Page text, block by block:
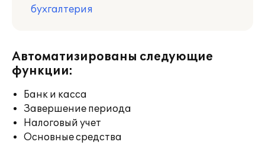
бухгалтерия
Автоматизированы следующие
функции:
Банк и касса
Завершение периода
Налоговый учет
Основные средства